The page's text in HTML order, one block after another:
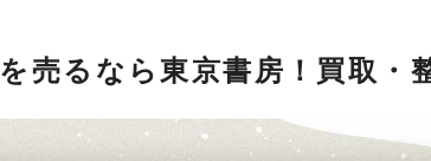
売るなら東京書房！買取・